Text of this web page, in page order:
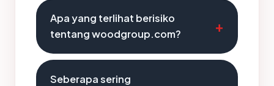
Apa yang terlihat berisiko
tentang woodgroup.com?
Seberapa sering